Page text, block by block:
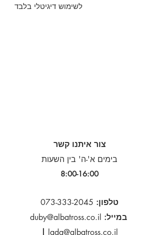
לשימוש דיגיטלי בלבד
צור איתנו קשר
בימים א'-ה' בין השעות
8:00-16:00​
טלפון: 073-333-2045
במייל: duby@albatross.co.il
| lada@albatross.co.il